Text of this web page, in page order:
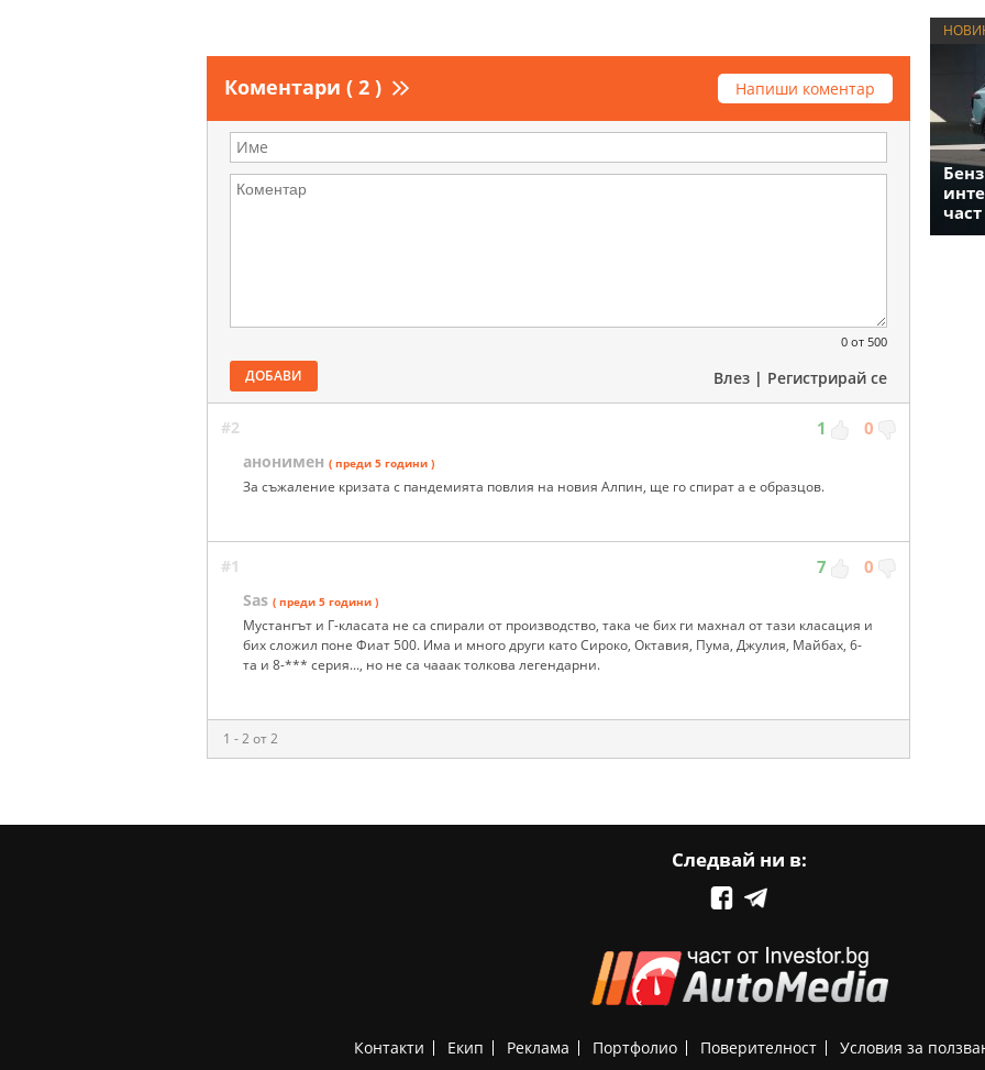
Коментари ( 2 ) Напиши коментар
0 от 500
ДОБАВИ Влез | Регистрирай се
#2 1 0
анонимен ( преди 5 години )
За съжаление кризата с пандемията повлия на новия Алпин, ще го спират а е образцов.
#1 7 0
Sas ( преди 5 години )
Мустангът и Г-класата не са спирали от производство, така че бих ги махнал от тази класация и
бих сложил поне Фиат 500. Има и много други като Сироко, Октавия, Пума, Джулия, Майбах, 6-
та и 8-*** серия..., но не са чааак толкова легендарни.
1 - 2 от 2
част
Следвай ни в:
Контакти Екип Реклама Портфолио Поверителност Условия за